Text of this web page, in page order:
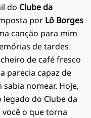
do Clube da
por Lô Borges
canção para mim
de tardes
de café fresco
parecia capaz de
nomear. Hoje,
do Clube da
o que torna